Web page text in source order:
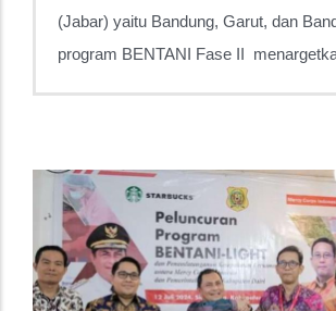
(Jabar) yaitu Bandung, Garut, dan
program BENTANI Fase II